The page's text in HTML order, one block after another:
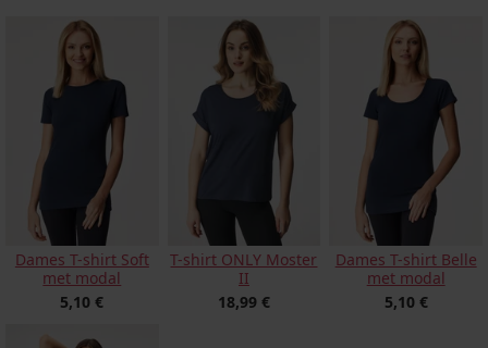
Dames T-shirt Soft
met modal
5,10 €
T-shirt ONLY Moster
II
18,99 €
Dames T-shirt Belle
met modal
5,10 €